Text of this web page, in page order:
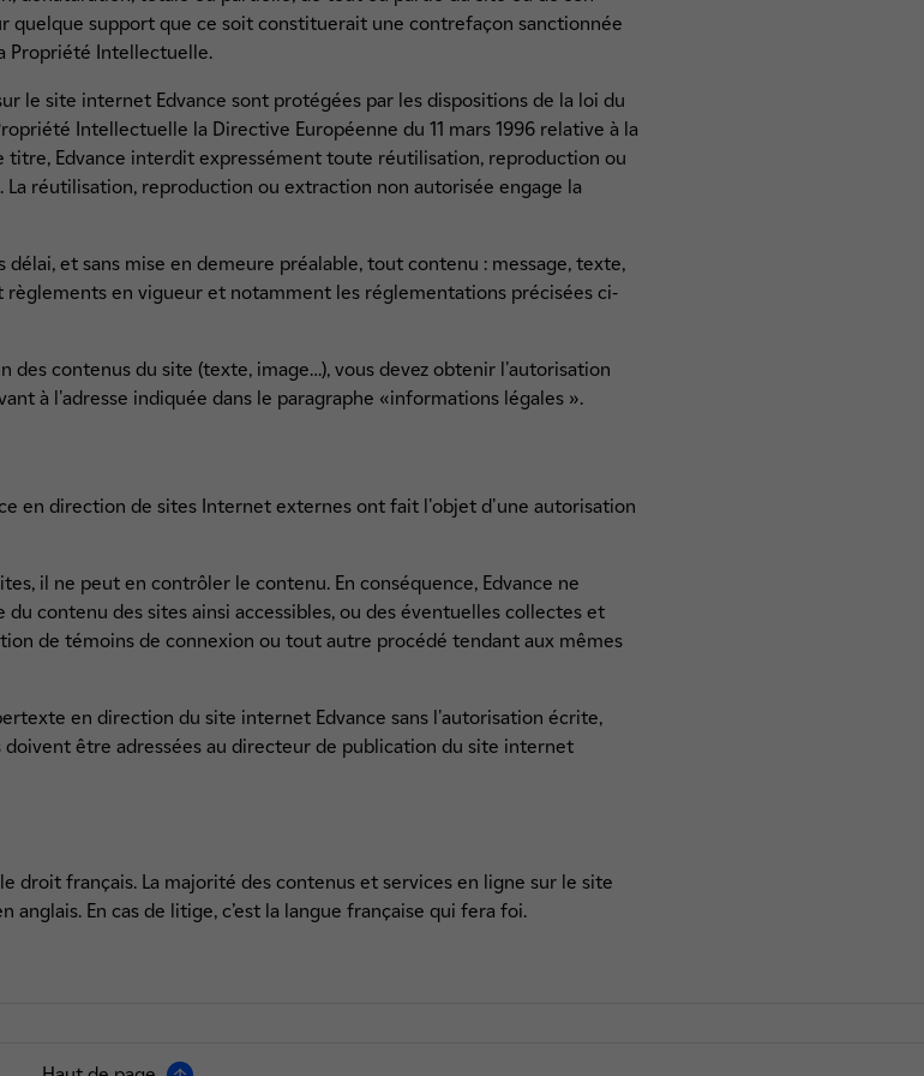
quelque support que ce soit constituerait une contrefaçon sanctionnée
Propriété Intellectuelle.
le site internet Edvance sont protégées par les dispositions de la loi du
Intellectuelle la Directive Européenne du 11 mars 1996 relative à la
titre, Edvance interdit expressément toute réutilisation, reproduction ou
La réutilisation, reproduction ou extraction non autorisée engage la
délai, et sans mise en demeure préalable, tout contenu : message, texte,
en vigueur et notamment les réglementations précisées ci-
des contenus du site (texte, image…), vous devez obtenir l'autorisation
à l'adresse indiquée dans le paragraphe «informations légales ».
en direction de sites Internet externes ont fait l'objet d'une autorisation
il ne peut en contrôler le contenu. En conséquence, Edvance ne
contenu des sites ainsi accessibles, ou des éventuelles collectes et
de témoins de connexion ou tout autre procédé tendant aux mêmes
en direction du site internet Edvance sans l'autorisation écrite,
doivent être adressées au directeur de publication du site internet
droit français. La majorité des contenus et services en ligne sur le site
En cas de litige, c’est la langue française qui fera foi.